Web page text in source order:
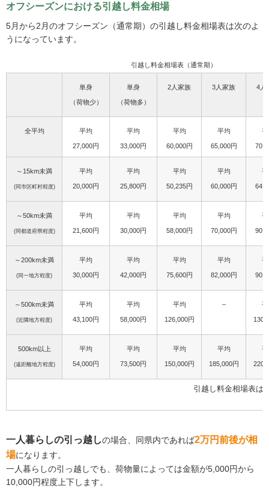
オフシーズンにおける引越し料金相場
5月から2月のオフシーズン（通常期）の引越し料金相場表は次のよ
うになっています。
引越し料金相場表（通常期）
単身
（荷物少）
単身
（荷物多）
2人家族 3人家族 4人
全平均 平均
27,000円
平均
33,000円
平均
60,000円
平均
65,000円
～15km未満
(同市区町村程度)
平均
20,000円
平均
25,800円
平均
50,235円
平均
60,000円
～50km未満
(同都道府県程度)
平均
21,600円
平均
30,000円
平均
58,000円
平均
70,000円
～200km未満
(同一地方程度)
平均
30,000円
平均
42,000円
平均
75,600円
平均
82,000円
～500km未満
(近隣地方程度)
平均
43,100円
平均
58,000円
平均
126,000円
–
500km以上
(遠距離地方程度)
平均
54,000円
平均
73,500円
平均
150,000円
平均
185,000円
引越し料金相場表は
一人暮らしの引っ越しの場合、同県内であれば2万円前後が相
場になります。
一人暮らしの引っ越しでも、荷物量によっては金額が5,000円から
10,000円程度上下します。